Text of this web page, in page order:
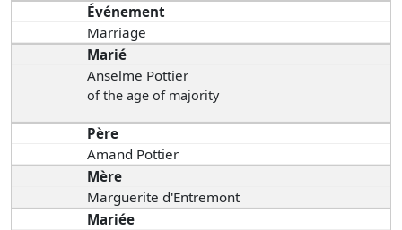
Événement
Marriage
Marié
Anselme Pottier
of the age of majority
Père
Amand Pottier
Mère
Marguerite d'Entremont
Mariée